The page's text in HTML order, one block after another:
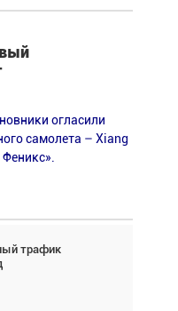
огласили
самолета – Xiang
трафики БПЛА в